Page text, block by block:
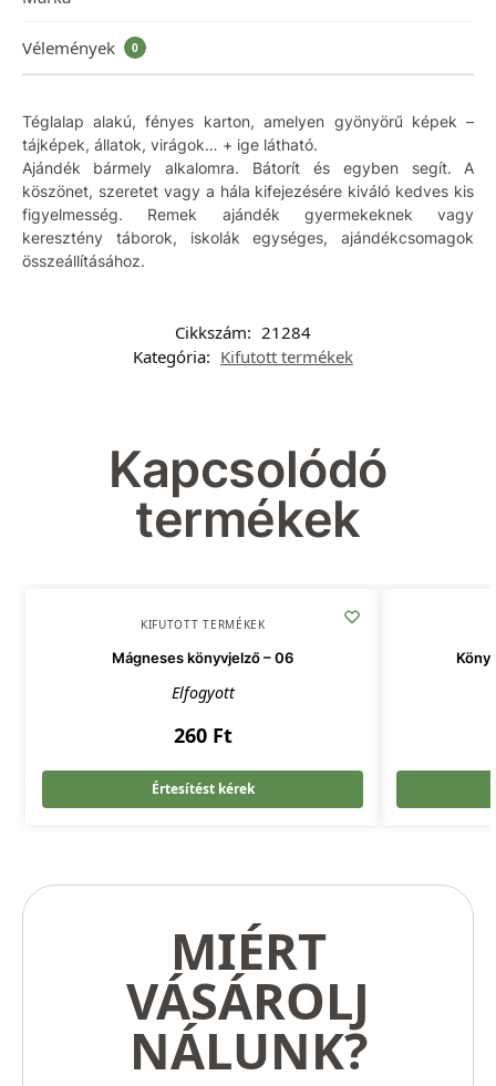
Vélemények 0
Téglalap alakú, fényes karton, amelyen gyönyörű képek –
tájképek, állatok, virágok… + ige látható.
Ajándék bármely alkalomra. Bátorít és egyben segít. A
köszönet, szeretet vagy a hála kifejezésére kiváló kedves kis
figyelmesség. Remek ajándék gyermekeknek vagy
keresztény táborok, iskolák egységes, ajándékcsomagok
összeállításához.
Cikkszám: 21284
Kategória: Kifutott termékek
Kapcsolódó
termékek
KIFUTOTT TERMÉKEK
Mágneses könyvjelző – 06
Elfogyott
260 Ft
Értesítést kérek
MIÉRT
VÁSÁROLJ
NÁLUNK?